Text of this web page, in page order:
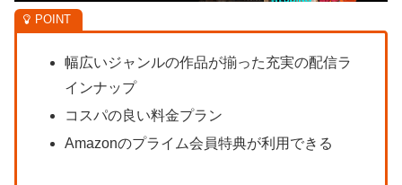
幅広いジャンルの作品が揃った充実の配信ラ
インナップ
コスパの良い料金プラン
Amazonのプライム会員特典が利用できる